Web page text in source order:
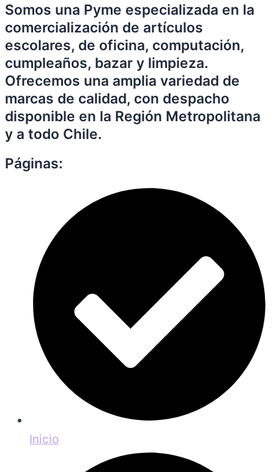
Somos una Pyme especializada en la
comercialización de artículos
escolares, de oficina, computación,
cumpleaños, bazar y limpieza.
Ofrecemos una amplia variedad de
marcas de calidad, con despacho
disponible en la Región Metropolitana
y a todo Chile.
Páginas:
Inicio